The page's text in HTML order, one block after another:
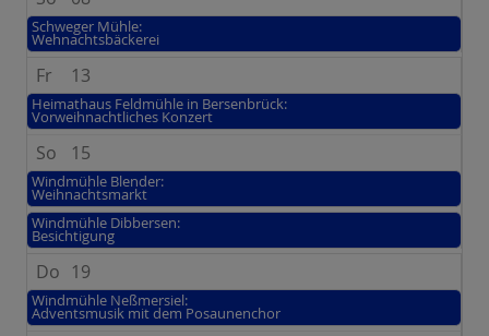
Schweger Mühle:
Wehnachtsbäckerei
Fr 13
Heimathaus Feldmühle in Bersenbrück:
Vorweihnachtliches Konzert
So 15
Windmühle Blender:
Weihnachtsmarkt
Windmühle Dibbersen:
Besichtigung
Do 19
Windmühle Neßmersiel:
Adventsmusik mit dem Posaunenchor